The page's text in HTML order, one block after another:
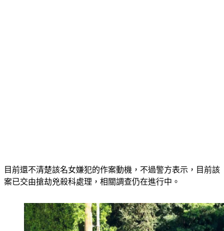
目前還不清楚該名女嫌犯的作案動機，不過警方表示，目前該
案已交由搶劫兇殺科處理，相關調查仍在進行中。